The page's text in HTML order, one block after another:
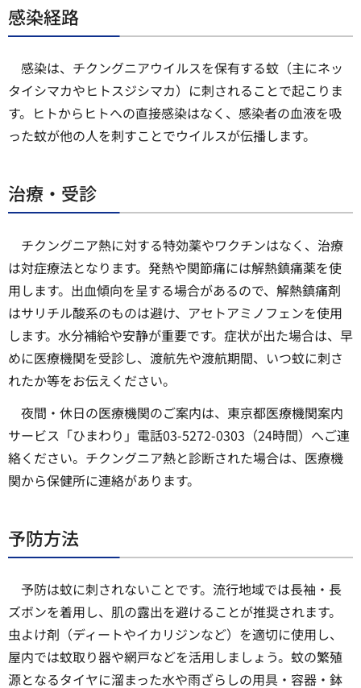
感染経路
感染は、チクングニアウイルスを保有する蚊（主にネッ
タイシマカやヒトスジシマカ）に刺されることで起こりま
す。ヒトからヒトへの直接感染はなく、感染者の血液を吸
った蚊が他の人を刺すことでウイルスが伝播します。
治療・受診
チクングニア熱に対する特効薬やワクチンはなく、治療
は対症療法となります。発熱や関節痛には解熱鎮痛薬を使
用します。出血傾向を呈する場合があるので、解熱鎮痛剤
はサリチル酸系のものは避け、アセトアミノフェンを使用
します。水分補給や安静が重要です。症状が出た場合は、早
めに医療機関を受診し、渡航先や渡航期間、いつ蚊に刺さ
れたか等をお伝えください。
夜間・休日の医療機関のご案内は、東京都医療機関案内
サービス「ひまわり」電話03-5272-0303（24時間）へご連
絡ください。チクングニア熱と診断された場合は、医療機
関から保健所に連絡があります。
予防方法
予防は蚊に刺されないことです。流行地域では長袖・長
ズボンを着用し、肌の露出を避けることが推奨されます。
虫よけ剤（ディートやイカリジンなど）を適切に使用し、
屋内では蚊取り器や網戸などを活用しましょう。蚊の繁殖
源となるタイヤに溜まった水や雨ざらしの用具・容器・鉢